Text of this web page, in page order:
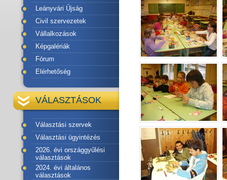
Leányvári Újság
Civil szervezetek
Vállalkozások
Képgalériák
Fórum
Elérhetőség
VÁLASZTÁSOK
Választási szervek
Választási ügyintézés
2026. évi országgyűlési
választások
2024. évi általános
választások